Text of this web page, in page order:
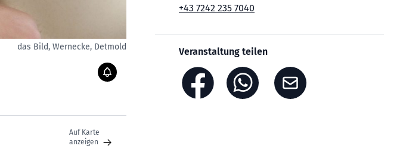
das Bild, Wernecke, Detmold
Auf Karte
anzeigen
+43 7242 235 7040
Veranstaltung teilen